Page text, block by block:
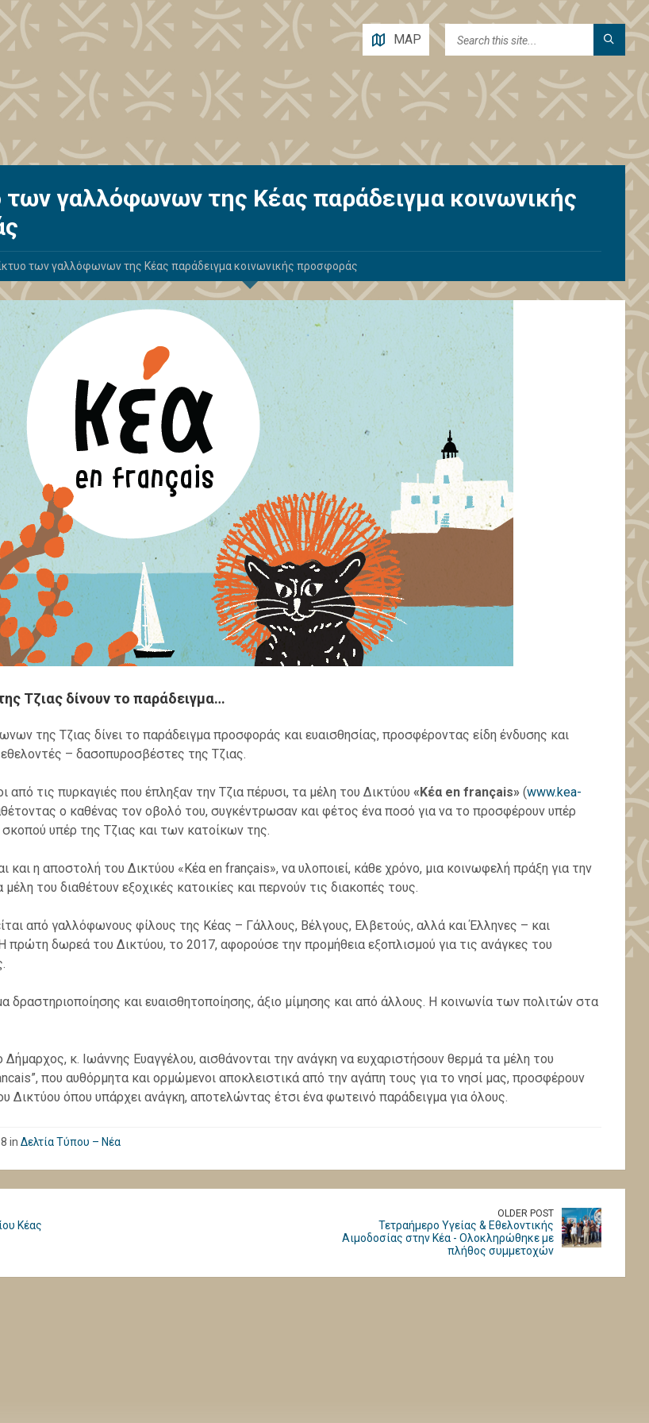
MAP
των γαλλόφωνων της Κέας παράδειγμα κοινωνικής
των γαλλόφωνων της Κέας παράδειγμα κοινωνικής προσφοράς
Τζιας δίνουν το παράδειγμα…
της Τζιας δίνει το παράδειγμα προσφοράς και ευαισθησίας, προσφέροντας είδη ένδυσης και
– δασοπυροσβέστες της Τζιας.
από τις πυρκαγιές που έπληξαν την Τζια πέρυσι, τα μέλη του Δικτύου «Κέα en français»(www.kea-
ο καθένας τον οβολό του, συγκέντρωσαν και φέτος ένα ποσό για να το προσφέρουν υπέρ
υπέρ της Τζιας και των κατοίκων της.
και η αποστολή του Δικτύου «Κέα en français», να υλοποιεί, κάθε χρόνο, μια κοινωφελή πράξη για την
μέλη του διαθέτουν εξοχικές κατοικίες και περνούν τις διακοπές τους.
από γαλλόφωνους φίλους της Κέας – Γάλλους, Βέλγους, Ελβετούς, αλλά και Έλληνες – και
πρώτη δωρεά του Δικτύου, το 2017, αφορούσε την προμήθεια εξοπλισμού για τις ανάγκες του
δραστηριοποίησης και ευαισθητοποίησης, άξιο μίμησης και από άλλους. Η κοινωνία των πολιτών στα
κ. Ιωάννης Ευαγγέλου, αισθάνονται την ανάγκη να ευχαριστήσουν θερμά τα μέλη του
που αυθόρμητα και ορμώμενοι αποκλειστικά από την αγάπη τους για το νησί μας, προσφέρουν
Δικτύου όπου υπάρχει ανάγκη, αποτελώντας έτσι ένα φωτεινό παράδειγμα για όλους.
in Δελτία Τύπου – Νέα
Κέας
OLDER POST
Τετραήμερο Υγείας & Εθελοντικής
Αιμοδοσίας στην Κέα - Ολοκληρώθηκε με
πλήθος συμμετοχών